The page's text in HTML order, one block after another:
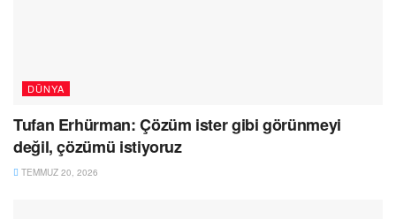
DÜNYA
Tufan Erhürman: Çözüm ister gibi görünmeyi
değil, çözümü istiyoruz
TEMMUZ 20, 2026